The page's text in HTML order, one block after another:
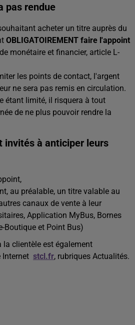
pas rendue
acheter un titre auprès du
OBLIGATOIREMENT faire l'appoint
monétaire et financier, article L-
les points de contact, l'argent
ne sera pas remis en circulation.
étant limité, il risquera à tout
de ne plus pouvoir rendre la
invités à anticiper leurs
au préalable, un titre valable au
canaux de vente à leur
Application MyBus, Bornes
Boutique et Point Bus)
la clientèle est également
Internet stcl.fr, rubriques Actualités.